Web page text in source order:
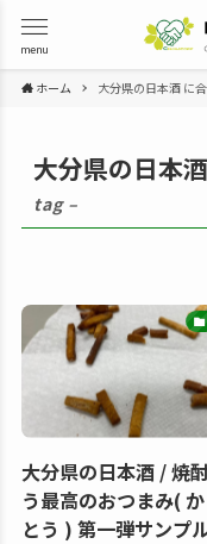
menu
ホーム 大分県の日本酒 に
大分県の日本
tag –
大分県の日本酒 / 焼
う最高のおつまみ(
とう ) 第一弾サンプ